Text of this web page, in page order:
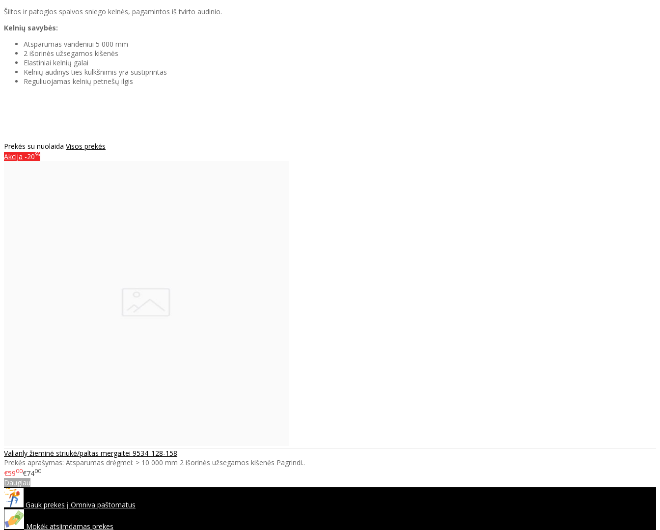
Šiltos ir patogios spalvos sniego kelnės, pagamintos iš tvirto audinio.
Kelnių savybės:
Atsparumas vandeniui 5 000 mm
2 išorinės užsegamos kišenės
Elastiniai kelnių galai
Kelnių audinys ties kulkšnimis yra sustiprintas
Reguliuojamas kelnių petnešų ilgis
Prekės su nuolaida Visos prekės
Akcija -20%
Valianly žieminė striukė/paltas mergaitei 9534_128-158
Prekės aprašymas: Atsparumas drėgmei: > 10 000 mm 2 išorinės užsegamos kišenės Pagrindi..
€5900€7400
Daugiau
Gauk prekes į Omniva paštomatus
Mokėk atsiimdamas prekes